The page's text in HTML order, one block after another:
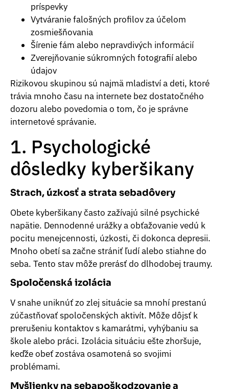
príspevky
Vytváranie falošných profilov za účelom
zosmiešňovania
Šírenie fám alebo nepravdivých informácií
Zverejňovanie súkromných fotografií alebo
údajov
Rizikovou skupinou sú najmä mladiství a deti, ktoré
trávia mnoho času na internete bez dostatočného
dozoru alebo povedomia o tom, čo je správne
internetové správanie.
1. Psychologické
dôsledky kyberšikany
Strach, úzkosť a strata sebadôvery
Obete kyberšikany často zažívajú silné psychické
napätie. Dennodenné urážky a obťažovanie vedú k
pocitu menejcennosti, úzkosti, či dokonca depresii.
Mnoho obetí sa začne strániť ľudí alebo stiahne do
seba. Tento stav môže prerásť do dlhodobej traumy.
Spoločenská izolácia
V snahe uniknúť zo zlej situácie sa mnohí prestanú
zúčastňovať spoločenských aktivít. Môže dôjsť k
prerušeniu kontaktov s kamarátmi, vyhýbaniu sa
škole alebo práci. Izolácia situáciu ešte zhoršuje,
keďže obeť zostáva osamotená so svojimi
problémami.
Myšlienky na sebapoškodzovanie a